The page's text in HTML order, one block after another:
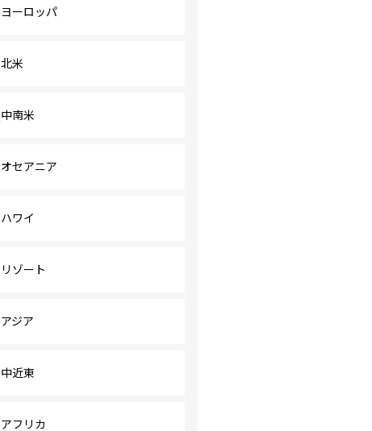
ヨーロッパ
北米
中南米
オセアニア
ハワイ
リゾート
アジア
中近東
アフリカ